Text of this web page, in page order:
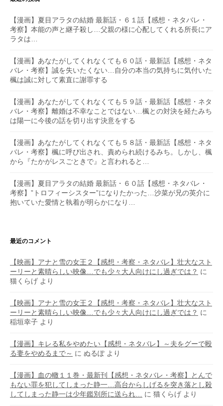
【漫画】夏目アラタの結婚 最新話・６１話【感想・ネタバレ・
考察】本能の声と継子殺し…父親の様に心配してくれる所長にア
ラタは…
【漫画】あなたがしてくれなくても６０話・最新話【感想・ネタ
バレ・考察】誠を失いたくない…自分の本当の気持ちに気付いた
楓は誠に対して素直に謝罪する
【漫画】あなたがしてくれなくても５９話・最新話【感想・ネタ
バレ・考察】離婚は不幸なことではない…楓との対決を経たみち
は陽一に今後の話を切り出す決意をする
【漫画】あなたがしてくれなくても５８話・最新話【感想・ネタ
バレ・考察】楓に呼び出され、責められ続けるみち。しかし、楓
から『たかがレスごときで』と言われると…
【漫画】夏目アラタの結婚 最新話・６０話【感想・ネタバレ・
考察】”トロフィーシスター”になりたかった…沙菜が兄の英介に
抱いていた愛情と執着が明らかになり…
最近のコメント
【映画】アナと雪の女王２【感想・考察・ネタバレ】壮大なスト
ーリーと素晴らしい映像…でも少々大人向けにし過ぎでは？ に
猫くらげ より
【映画】アナと雪の女王２【感想・考察・ネタバレ】壮大なスト
ーリーと素晴らしい映像…でも少々大人向けにし過ぎでは？ に
稲垣幸子 より
【漫画】キレる私をやめたい【感想・ネタバレ】～夫をグーで殴
る妻をやめるまで～ に ぬるぽより
【漫画】血の轍１１巻・最新刊【感想・ネタバレ・考察】とんで
もない罪を犯してしまった静一…高台からしげるを突き落とし殺
してしまった静一は少年鑑別所に送られ…
に 猫くらげ より